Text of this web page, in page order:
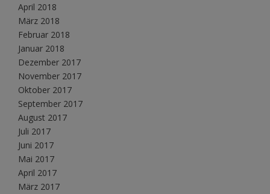
April 2018
März 2018
Februar 2018
Januar 2018
Dezember 2017
November 2017
Oktober 2017
September 2017
August 2017
Juli 2017
Juni 2017
Mai 2017
April 2017
März 2017